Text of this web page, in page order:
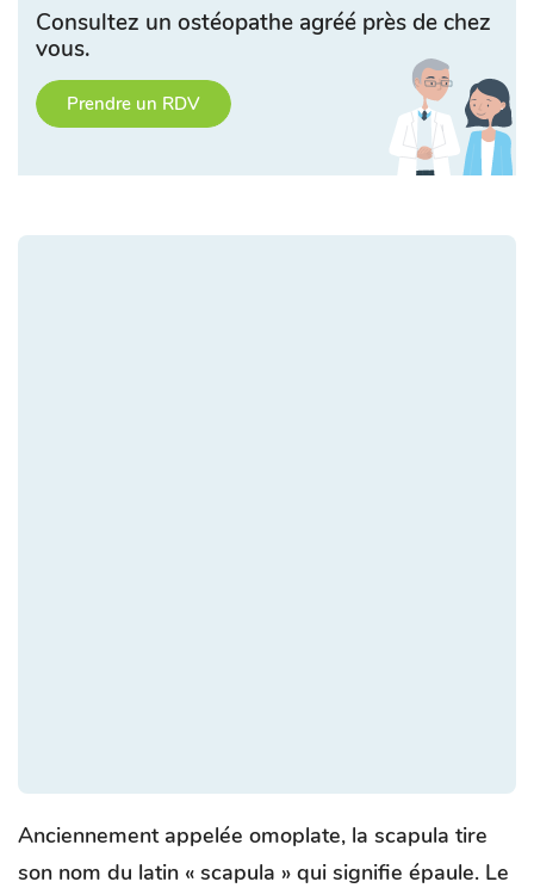
Consultez un ostéopathe agréé près de chez
vous.
Prendre un RDV
Anciennement appelée omoplate, la scapula tire
son nom du latin « scapula » qui signifie épaule. Le